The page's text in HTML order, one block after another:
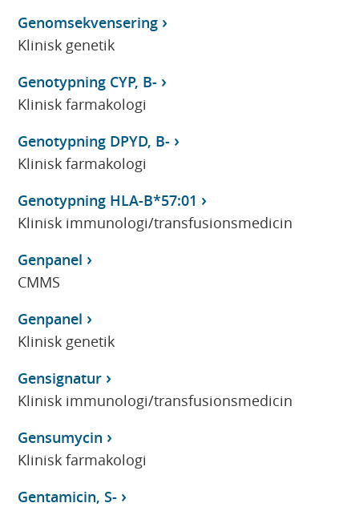
Genomsekvensering
Klinisk genetik
Genotypning CYP, B-
Klinisk farmakologi
Genotypning DPYD, B-
Klinisk farmakologi
Genotypning HLA-B*57:01
Klinisk immunologi/transfusionsmedicin
Genpanel
CMMS
Genpanel
Klinisk genetik
Gensignatur
Klinisk immunologi/transfusionsmedicin
Gensumycin
Klinisk farmakologi
Gentamicin, S-